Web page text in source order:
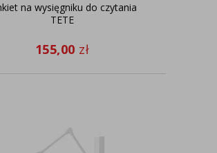
na wysięgniku do czytania
TETE
155,00 zł